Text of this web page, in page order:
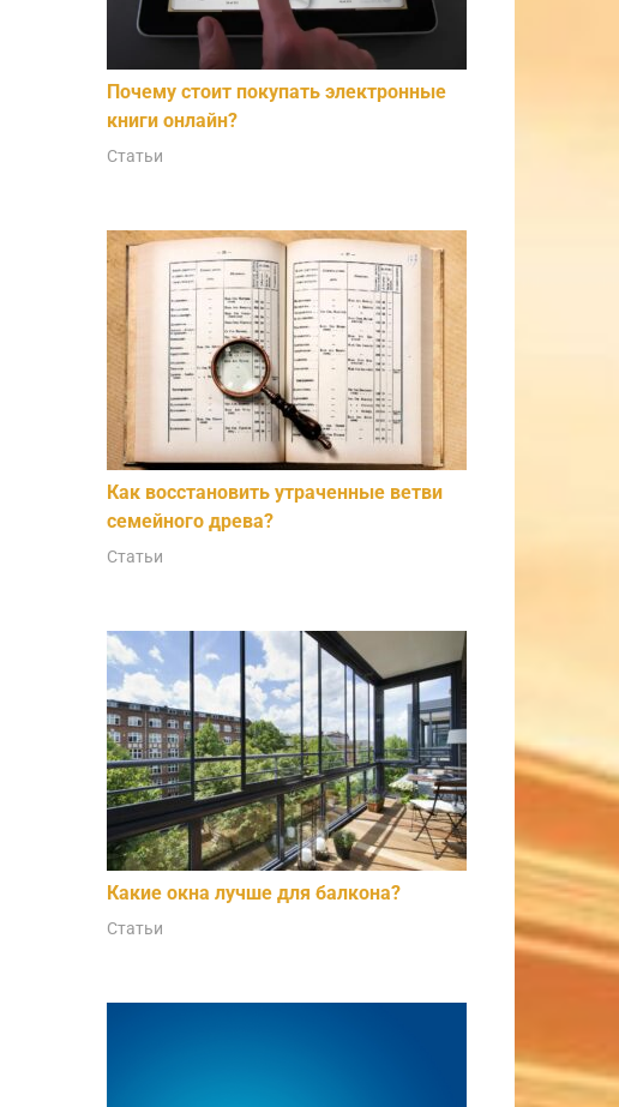
Почему стоит покупать электронные
книги онлайн?
Статьи
Как восстановить утраченные ветви
семейного древа?
Статьи
Какие окна лучше для балкона?
Статьи